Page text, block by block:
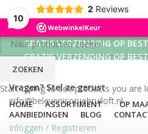
10
2 Reviews
GRATIS VERZENDING OP
GRATIS VERZENDING OP
GRATIS VERZENDING OP
Vragen? Stel ze gerust
info@belevenisopjebruiloft.nl
Inloggen / Registreren
HOME ASSORTIMENT
OP
AANBIEDINGEN
BLOG
ZOEKEN
Start typing to see products you are